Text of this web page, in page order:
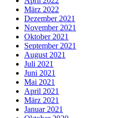
März 2022
Dezember 2021
November 2021
Oktober 2021
September 2021
August 2021
Juli 2021
Juni 2021
Mai 2021
April 2021
März 2021
Januar 2021